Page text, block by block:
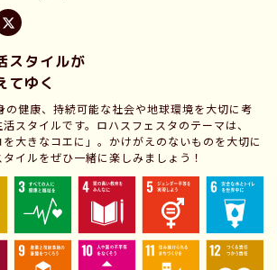
スタイルが
てゆく
の健康、持続可能な社会や地球環境を大切に考
スタイルです。ロハスフェスタのテーマは、
を大きなコエに」。かけがえのないものを大切に
イルをぜひ一緒に楽しみましょう！